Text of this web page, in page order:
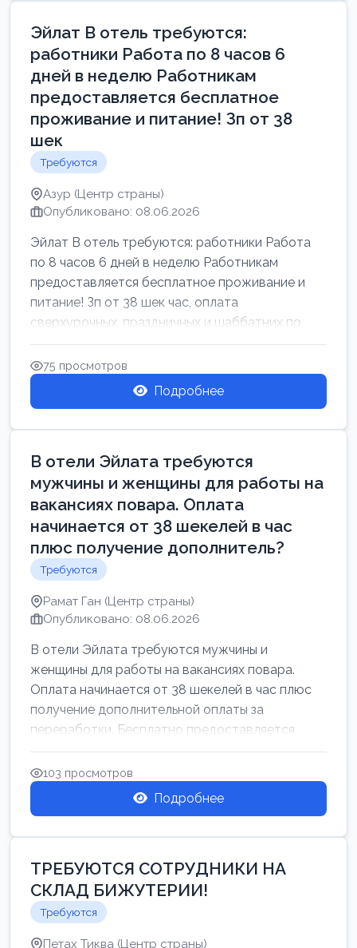
Эйлат В отель требуются:
работники Работа по 8 часов 6
дней в неделю Работникам
предоставляется бесплатное
проживание и питание! Зп от 38
шек
Требуются
Азур (Центр страны)
Опубликовано: 08.06.2026
Эйлат В отель требуются: работники Работа
по 8 часов 6 дней в неделю Работникам
предоставляется бесплатное проживание и
питание! Зп от 38 шек час, оплата
сверхурочных, праздничных и шаббатних по
закон...
75 просмотров
Подробнее
В отели Эйлата требуются
мужчины и женщины для работы на
вакансиях повара. Оплата
начинается от 38 шекелей в час
плюс получение дополнитель?
Требуются
Рамат Ган (Центр страны)
Опубликовано: 08.06.2026
В отели Эйлата требуются мужчины и
женщины для работы на вакансиях повара.
Оплата начинается от 38 шекелей в час плюс
получение дополнительной оплаты за
переработки. Бесплатно предоставляется
проживан...
103 просмотров
Подробнее
ТРЕБУЮТСЯ СОТРУДНИКИ НА
СКЛАД БИЖУТЕРИИ!
Требуются
Петах Тиква (Центр страны)